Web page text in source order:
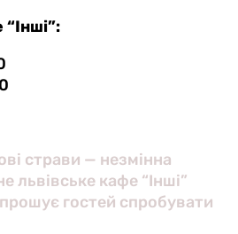
страви — незмінна
львівське кафе “Інші”
гостей спробувати